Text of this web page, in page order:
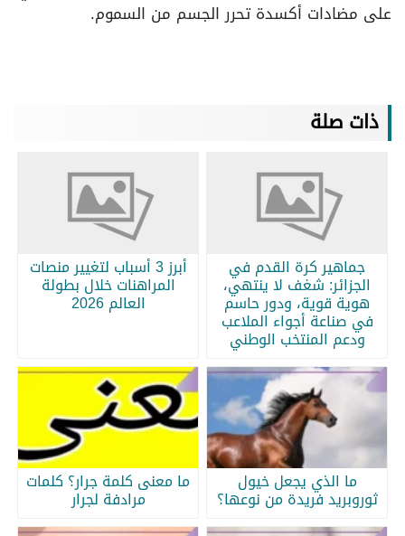
على مضادات أكسدة تحرر الجسم من السموم.
ذات صلة
جماهير كرة القدم في
الجزائر: شغف لا ينتهي،
هوية قوية، ودور حاسم
في صناعة أجواء الملاعب
ودعم المنتخب الوطني
أبرز 3 أسباب لتغيير منصات
المراهنات خلال بطولة
العالم 2026
ما الذي يجعل خيول
ثوروبريد فريدة من نوعها؟
ما معنى كلمة جرار؟ كلمات
مرادفة لجرار